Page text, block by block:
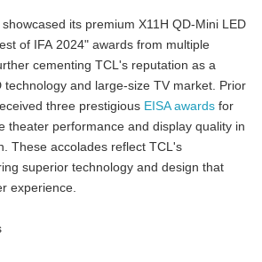
its premium X11H QD-Mini LED
of IFA 2024" awards from multiple
cementing TCL's reputation as a
technology and large-size TV market. Prior
three prestigious EISA awards for
theater performance and display quality in
These accolades reflect TCL's
superior technology and design that
experience.